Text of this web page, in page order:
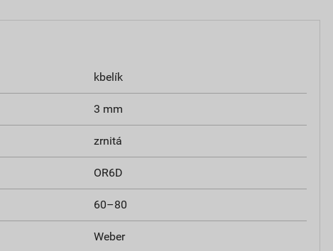
kbelík
3 mm
zrnitá
OR6D
60–80
Weber